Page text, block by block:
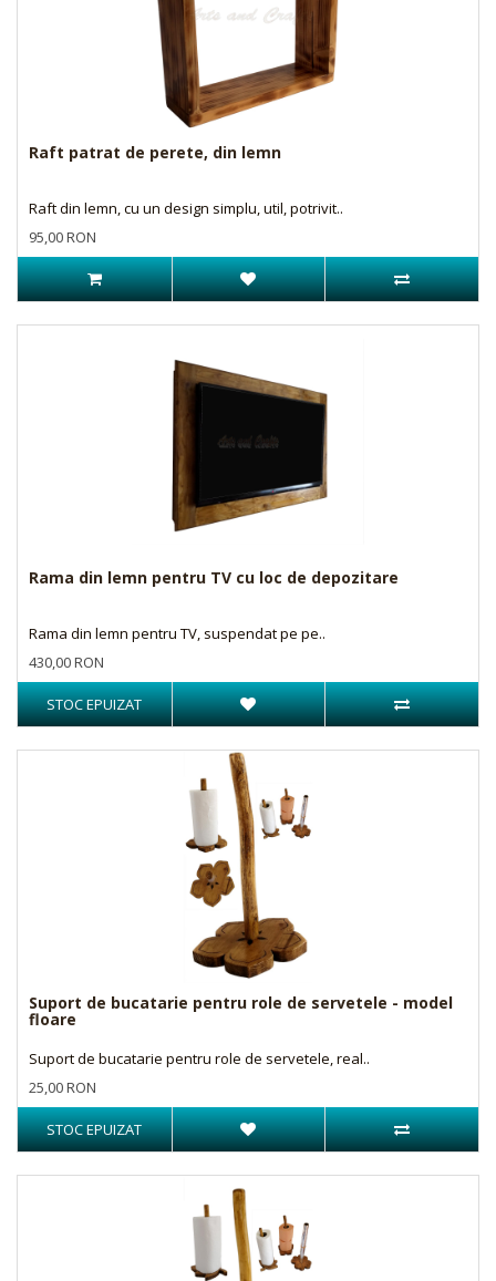
Raft patrat de perete, din lemn
Raft din lemn, cu un design simplu, util, potrivit..
95,00 RON
Rama din lemn pentru TV cu loc de depozitare
Rama din lemn pentru TV, suspendat pe pe..
430,00 RON
STOC EPUIZAT
Suport de bucatarie pentru role de servetele - model
floare
Suport de bucatarie pentru role de servetele, real..
25,00 RON
STOC EPUIZAT